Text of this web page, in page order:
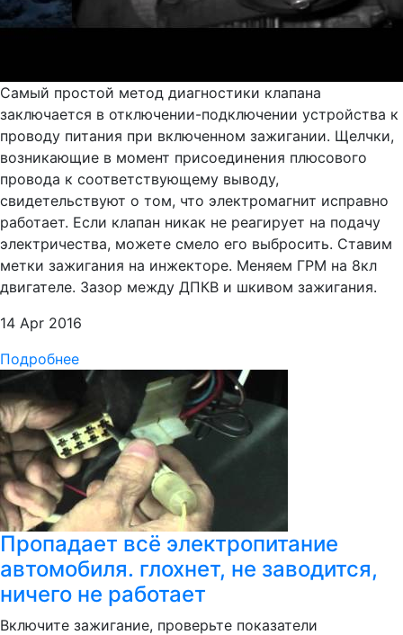
Самый простой метод диагностики клапана
заключается в отключении-подключении устройства к
проводу питания при включенном зажигании. Щелчки,
возникающие в момент присоединения плюсового
провода к соответствующему выводу,
свидетельствуют о том, что электромагнит исправно
работает. Если клапан никак не реагирует на подачу
электричества, можете смело его выбросить. Ставим
метки зажигания на инжекторе. Меняем ГРМ на 8кл
двигателе. Зазор между ДПКВ и шкивом зажигания.
14 Apr 2016
Подробнее
Пропадает всё электропитание
автомобиля. глохнет, не заводится,
ничего не работает
Включите зажигание, проверьте показатели